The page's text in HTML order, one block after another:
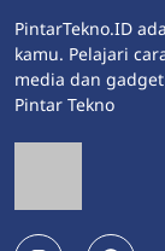
PintarTekno.ID
kamu. Pelajari
media dan
Pintar Tekno